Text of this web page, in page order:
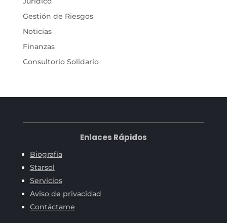
Gestión de Riesgos
Noticias
Finanzas
Consultorio Solidario
Enlaces Rápidos
Biografía
Starsol
Servicios
Aviso de privacidad
Contáctame